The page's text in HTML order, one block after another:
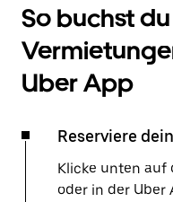
So buchst
Uber App
Reserviere
Klicke unten auf
oder in der Uber